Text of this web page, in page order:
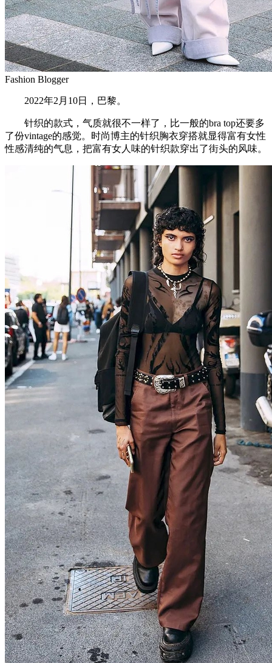
Fashion Blogger
2022年2月10日，巴黎。
针织的款式，气质就很不一样了，比一般的bra top还要多
了份vintage的感觉。时尚博主的针织胸衣穿搭就显得富有女性
性感清纯的气息，把富有女人味的针织款穿出了街头的风味。